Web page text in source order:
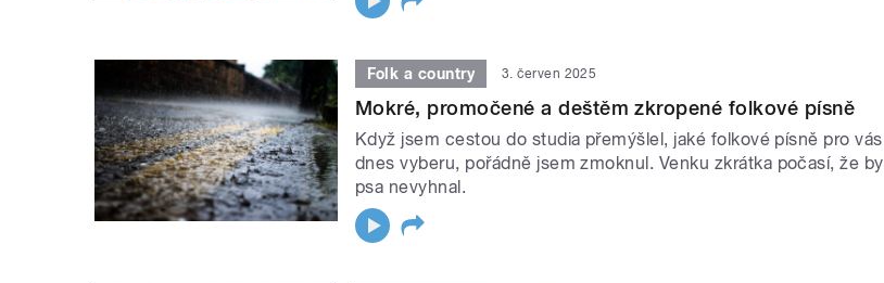
Folk a country 3. červen 2025
Mokré, promočené a deštěm zkropené folkové písně
Když jsem cestou do studia přemýšlel, jaké folkové písně pro vás
dnes vyberu, pořádně jsem zmoknul. Venku zkrátka počasí, že by
psa nevyhnal.